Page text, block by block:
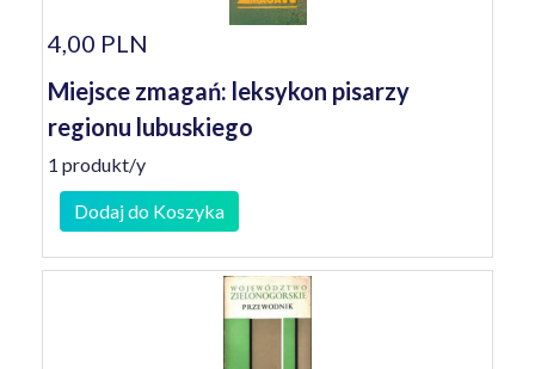
4,00 PLN
Miejsce zmagań: leksykon pisarzy
regionu lubuskiego
1 produkt/y
Dodaj do Koszyka